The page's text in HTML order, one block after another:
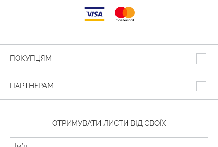
ПОКУПЦЯМ
ПАРТНЕРАМ
ОТРИМУВАТИ ЛИСТИ ВІД СВОЇХ